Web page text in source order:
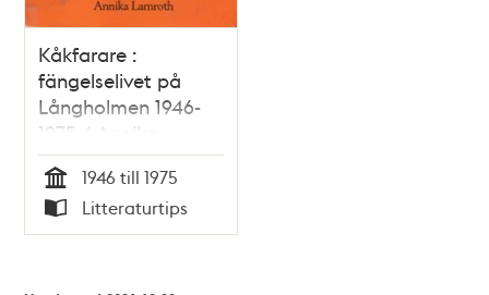
Kåkfarare :
fängelselivet på
Långholmen 1946-
1975 / Annika
Lamroth
Tid
1946 till 1975
Typ
Litteraturtips